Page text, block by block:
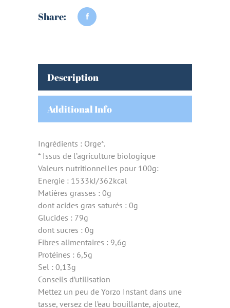
Share:
Description
Additional Info
Ingrédients : Orge*.
* Issus de l’agriculture biologique
Valeurs nutritionnelles pour 100g:
Energie : 1533kJ/362kcal
Matières grasses : 0g
dont acides gras saturés : 0g
Glucides : 79g
dont sucres : 0g
Fibres alimentaires : 9,6g
Protéines : 6,5g
Sel : 0,13g
Conseils d’utilisation
Mettez un peu de Yorzo Instant dans une
tasse, versez de l’eau bouillante, ajoutez,